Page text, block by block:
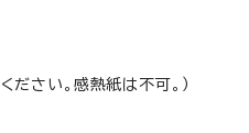
さい。感熱紙は不可。）